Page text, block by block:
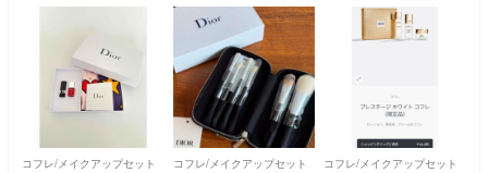
コフレ/メイクアップセット コフレ/メイクアップセット コフレ/メイクアップセット